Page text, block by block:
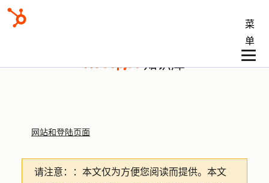
菜
单
知识库
网站和登陆页面
请注意： ：本文仅为方便您阅读而提供。 本文